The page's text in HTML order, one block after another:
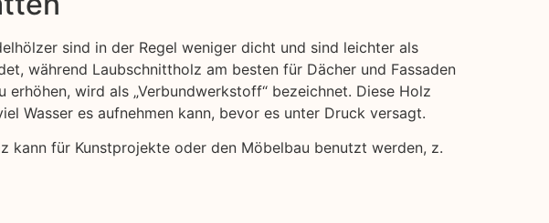
sind in der Regel weniger dicht und sind leichter als
während Laubschnittholz am besten für Dächer und Fassaden
wird als „Verbundwerkstoff“ bezeichnet. Diese Holz
Wasser es aufnehmen kann, bevor es unter Druck versagt.
kann für Kunstprojekte oder den Möbelbau benutzt werden, z.